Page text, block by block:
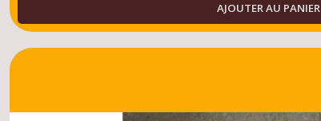
AJOUTER AU PANIER